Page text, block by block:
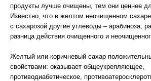
продукты лучше очищены, тем они ценнее
Известно, что в желтом неочищенном
с сахарозой другие углеводы – арабиноза,
разница действия очищенного и
Желтый или коричневый сахар
свойствами: оказывает общеукрепляющее,
противодиабетическое,